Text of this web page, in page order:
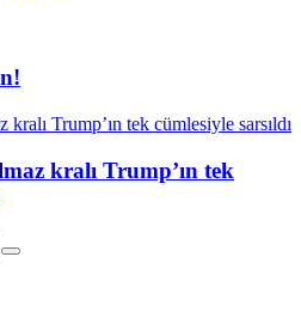
kralı Trump’ın tek